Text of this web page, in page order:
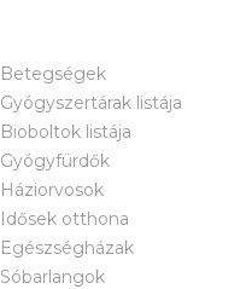
Betegségek
Gyógyszertárak listája
Bioboltok listája
Gyógyfürdők
Háziorvosok
Idősek otthona
Egészségházak
Sóbarlangok